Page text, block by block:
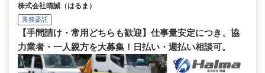
株式会社晴誠（はるま）
業務委託
【手間請け・常用どちらも歓迎】仕事量安定につき、協
力業者・一人親方を大募集！日払い・週払い相談可。